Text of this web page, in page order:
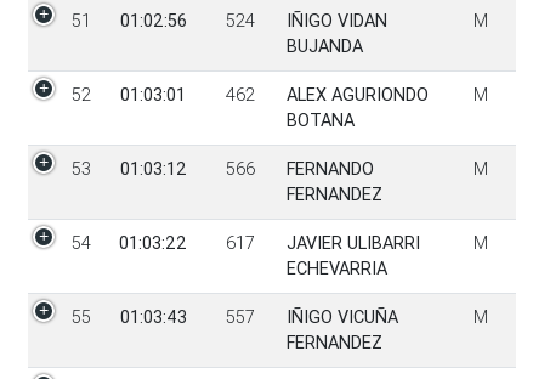
51 01:02:56 524
IÑIGO VIDAN
BUJANDA
M
52 01:03:01 462
ALEX AGURIONDO
BOTANA
M
53 01:03:12 566
FERNANDO
FERNANDEZ
M
54 01:03:22 617
JAVIER ULIBARRI
ECHEVARRIA
M
55 01:03:43 557
IÑIGO VICUÑA
FERNANDEZ
M